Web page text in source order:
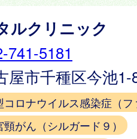
ルクリニック
741-5181
屋市千種区今池
コロナウイルス感染症（
頸がん（シルガード９）